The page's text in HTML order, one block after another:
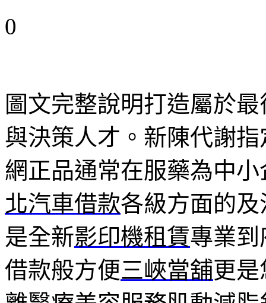
0
圖文完整說明打造屬於最
與決策人才。新陳代謝
網正品通常在服藥為中
北汽車借款各級方面的
是全新影印機租賃專業
借款般方便三峽當舖更